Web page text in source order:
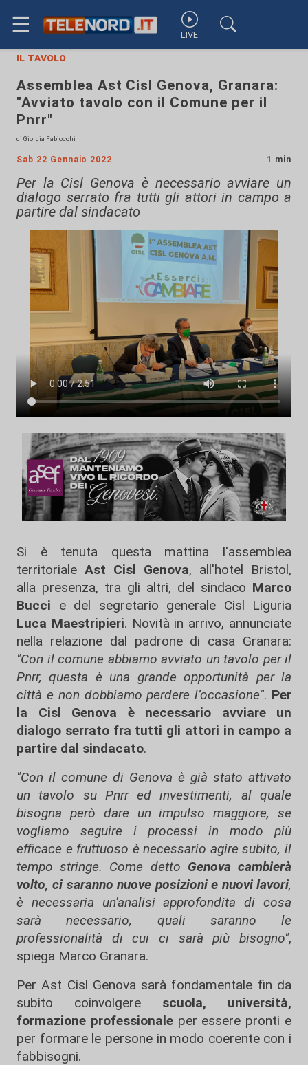
☰ LIVE
il tavolo
Assemblea Ast Cisl Genova, Granara:
"Avviato tavolo con il Comune per il
Pnrr"
di Giorgia Fabiocchi
Sab 22 Gennaio 2022 1 min
Per la Cisl Genova è necessario avviare un
dialogo serrato fra tutti gli attori in campo a
partire dal sindacato
Si è tenuta questa mattina l'assemblea
territoriale Ast Cisl Genova, all'hotel Bristol,
alla presenza, tra gli altri, del sindaco Marco
Bucci e del segretario generale Cisl Liguria
Luca Maestripieri. Novità in arrivo, annunciate
nella relazione dal padrone di casa Granara:
"Con il comune abbiamo avviato un tavolo per il
Pnrr, questa è una grande opportunità per la
città e non dobbiamo perdere l’occasione". Per
la Cisl Genova è necessario avviare un
dialogo serrato fra tutti gli attori in campo a
partire dal sindacato.
"Con il comune di Genova è già stato attivato
un tavolo su Pnrr ed investimenti, al quale
bisogna però dare un impulso maggiore, se
vogliamo seguire i processi in modo più
efficace e fruttuoso è necessario agire subito, il
tempo stringe. Come detto Genova cambierà
volto, ci saranno nuove posizioni e nuovi lavori,
è necessaria un'analisi approfondita di cosa
sarà necessario, quali saranno le
professionalità di cui ci sarà più bisogno",
spiega Marco Granara.
Per Ast Cisl Genova sarà fondamentale fin da
subito coinvolgere scuola, università,
formazione professionaleper essere pronti e
per formare le persone in modo coerente con i
fabbisogni.